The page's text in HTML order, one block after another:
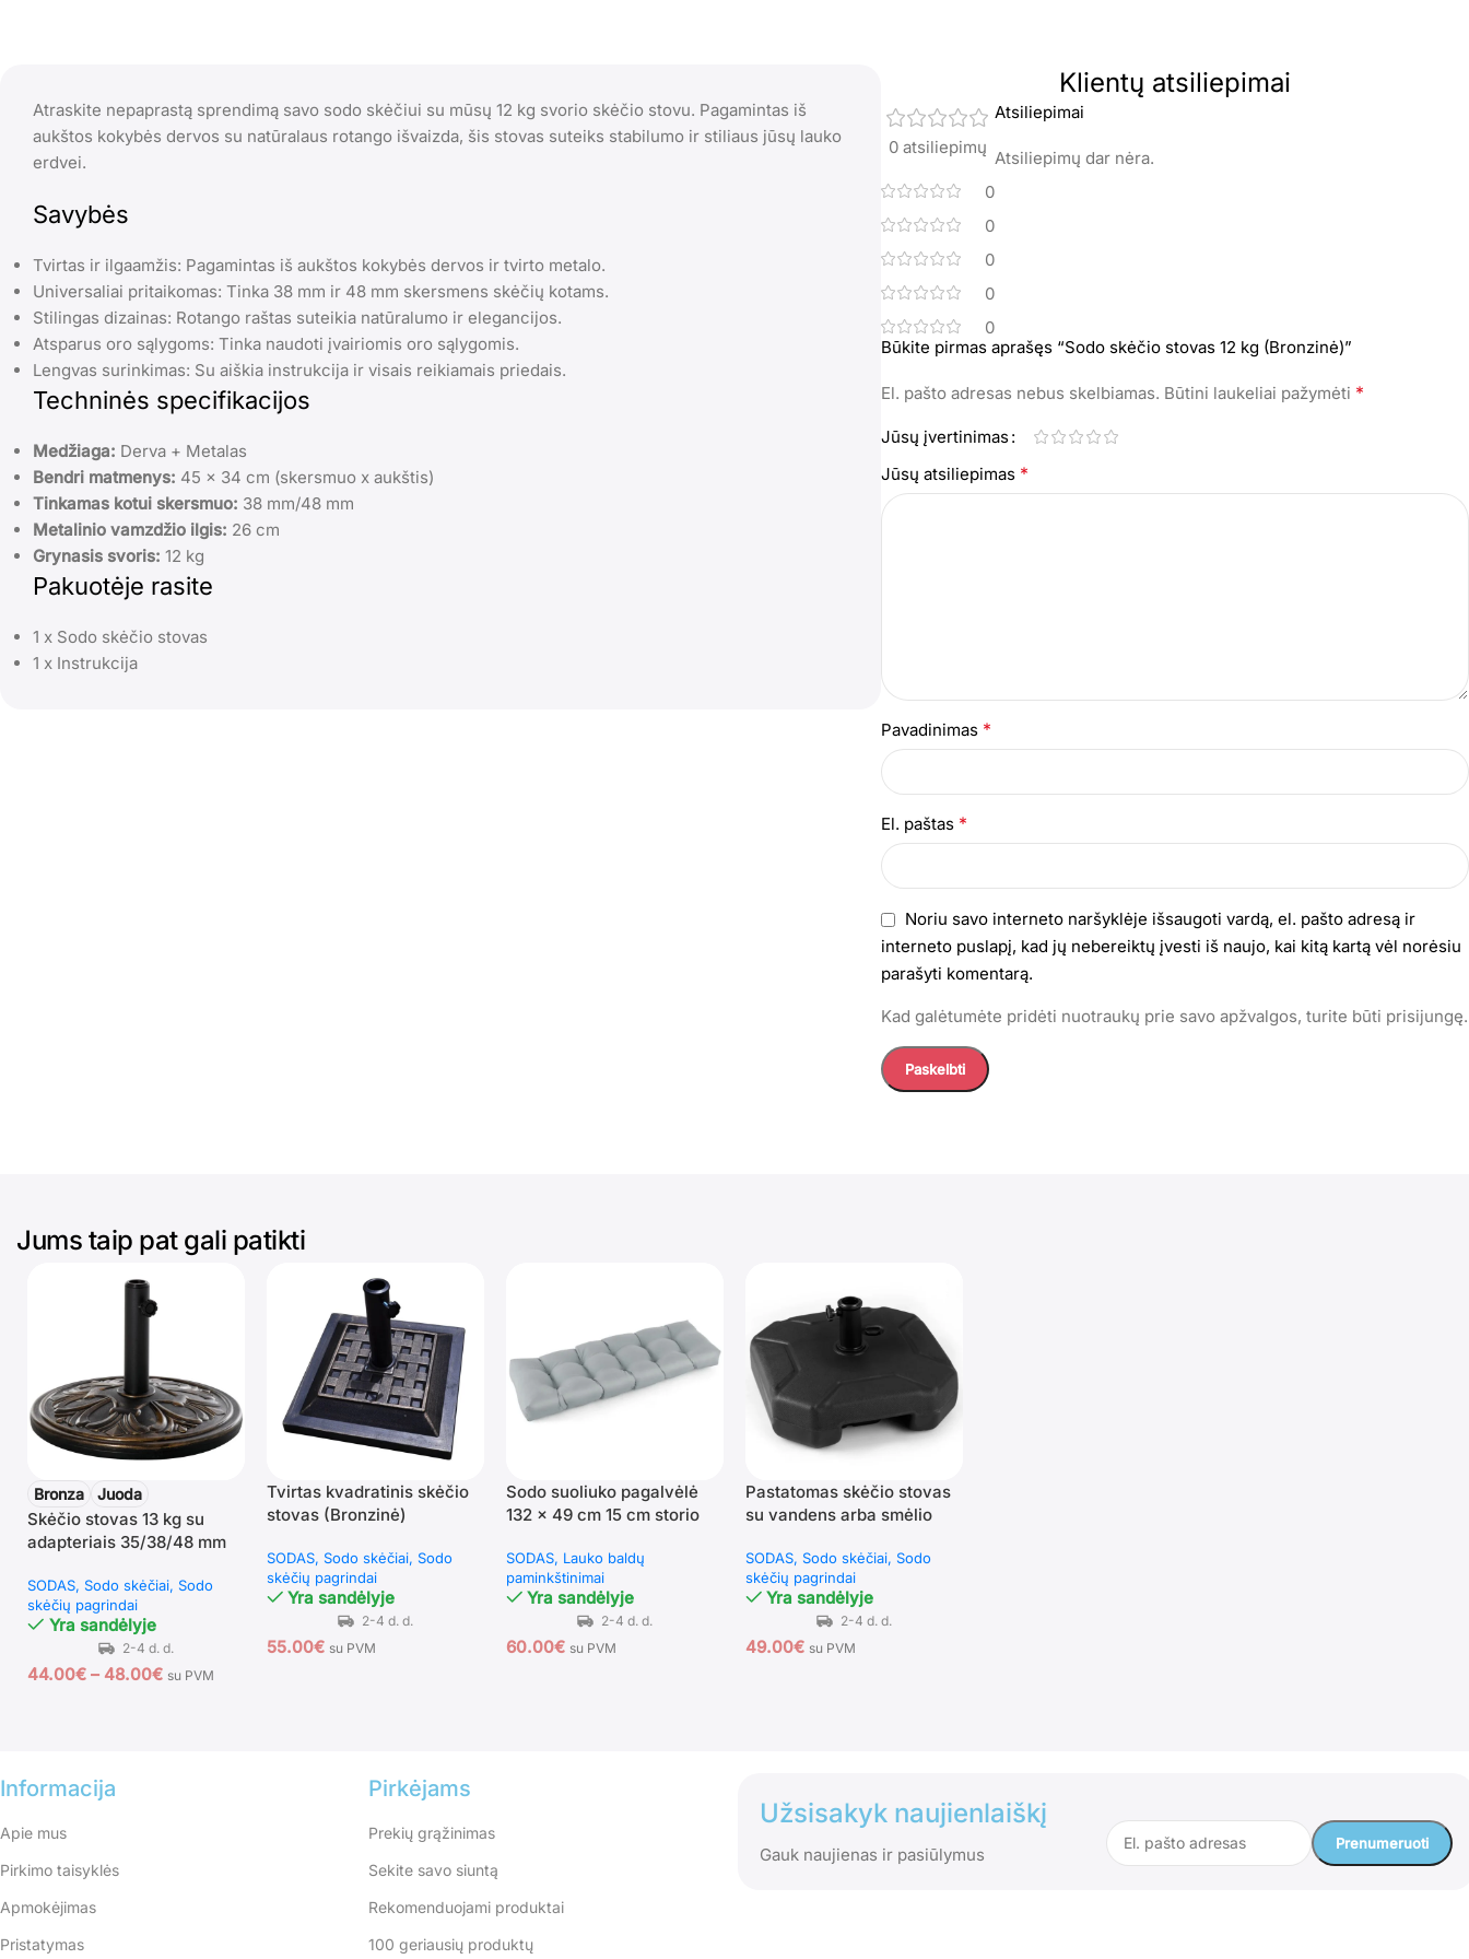
Atraskite nepaprastą sprendimą savo sodo skėčiui su mūsų 12 kg svorio skėčio stovu. Pagamintas iš
aukštos kokybės dervos su natūralaus rotango išvaizda, šis stovas suteiks stabilumo ir stiliaus jūsų lauko
erdvei.
Savybės
Tvirtas ir ilgaamžis: Pagamintas iš aukštos kokybės dervos ir tvirto metalo.
Universaliai pritaikomas: Tinka 38 mm ir 48 mm skersmens skėčių kotams.
Stilingas dizainas: Rotango raštas suteikia natūralumo ir elegancijos.
Atsparus oro sąlygoms: Tinka naudoti įvairiomis oro sąlygomis.
Lengvas surinkimas: Su aiškia instrukcija ir visais reikiamais priedais.
Techninės specifikacijos
Medžiaga: Derva + Metalas
Bendri matmenys: 45 x 34 cm (skersmuo x aukštis)
Tinkamas kotui skersmuo: 38 mm/48 mm
Metalinio vamzdžio ilgis: 26 cm
Grynasis svoris: 12 kg
Pakuotėje rasite
1 x Sodo skėčio stovas
1 x Instrukcija
Klientų atsiliepimai
0 atsiliepimų
0
0
0
0
0
Atsiliepimai
Atsiliepimų dar nėra.
Būkite pirmas aprašęs “Sodo skėčio stovas 12 kg (Bronzinė)”
El. pašto adresas nebus skelbiamas. Būtini laukeliai pažymėti *
Jūsų įvertinimas
Jūsų atsiliepimas *
Pavadinimas *
El. paštas *
Noriu savo interneto naršyklėje išsaugoti vardą, el. pašto adresą ir
interneto puslapį, kad jų nebereiktų įvesti iš naujo, kai kitą kartą vėl norėsiu
parašyti komentarą.
Kad galėtumėte pridėti nuotraukų prie savo apžvalgos, turite būti prisijungę.
Jums taip pat gali patikti
Bronza Juoda
Skėčio stovas 13 kg su
adapteriais 35/38/48 mm
SODAS Sodo skėčiai Sodo
skėčių pagrindai
Yra sandėlyje
44.00€ – 48.00€ su PVM
Tvirtas kvadratinis skėčio
stovas (Bronzinė)
SODAS Sodo skėčiai Sodo
skėčių pagrindai
Yra sandėlyje
55.00€ su PVM
Sodo suoliuko pagalvėlė
132 x 49 cm 15 cm storio
SODAS Lauko baldų
paminkštinimai
Yra sandėlyje
60.00€ su PVM
Pastatomas skėčio stovas
su vandens arba smėlio
SODAS Sodo skėčiai Sodo
skėčių pagrindai
Yra sandėlyje
49.00€ su PVM
Informacija
Apie mus
Pirkimo taisyklės
Apmokėjimas
Pristatymas
Pirkėjams
Prekių grąžinimas
Sekite savo siuntą
Rekomenduojami produktai
100 geriausių produktų
Užsisakyk naujienlaiškį
Gauk naujienas ir pasiūlymus